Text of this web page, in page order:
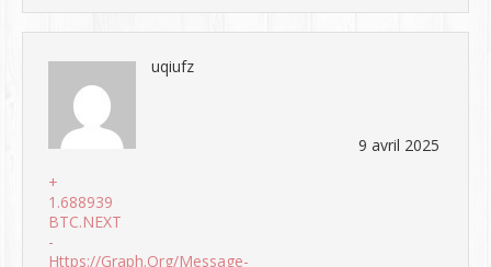
+
1.688939
BTC.NEXT
-
Https://graph.org/Message-
uqiufz
9 avril 2025